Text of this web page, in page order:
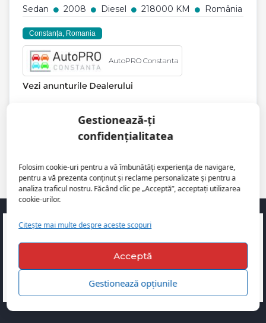
Gestionează-ți
confidențialitatea
Folosim cookie-uri pentru a vă îmbunătăți experiența de navigare,
pentru a vă prezenta conținut și reclame personalizate și pentru a
analiza traficul nostru. Făcând clic pe „Acceptă”, acceptați utilizarea
cookie-urilor.
Citește mai multe despre aceste scopuri
Acceptă
Gestionează opțiunile
Sedan 2008 Diesel 218000 KM România
Constanța, Romania
AutoPRO Constanta
Ești un vânzător profesionist? Înscrie-te
în platformă acum!
Creează un cont de dealer